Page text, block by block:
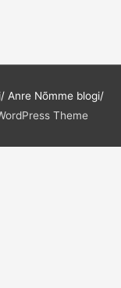
Anre Nõmme blogi/
Theme